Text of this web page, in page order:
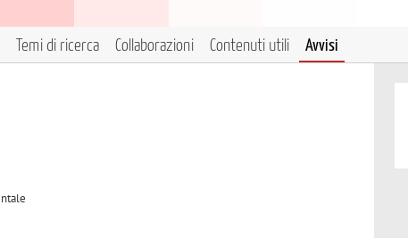
Temi di ricerca Collaborazioni Contenuti utili Avvisi